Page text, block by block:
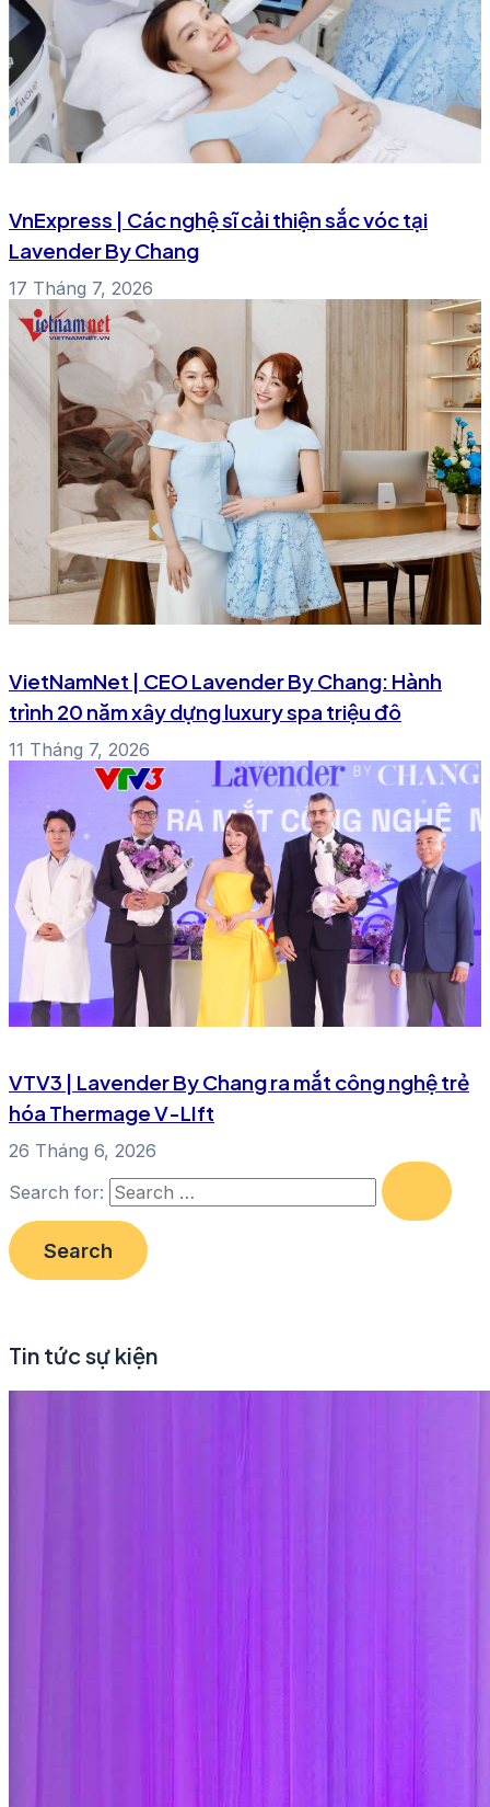
VnExpress | Các nghệ sĩ cải thiện sắc vóc tại
Lavender By Chang
17 Tháng 7, 2026
VietNamNet | CEO Lavender By Chang: Hành
trình 20 năm xây dựng luxury spa triệu đô
11 Tháng 7, 2026
VTV3 | Lavender By Chang ra mắt công nghệ trẻ
hóa Thermage V-LIft
26 Tháng 6, 2026
Search for:
Tin tức sự kiện